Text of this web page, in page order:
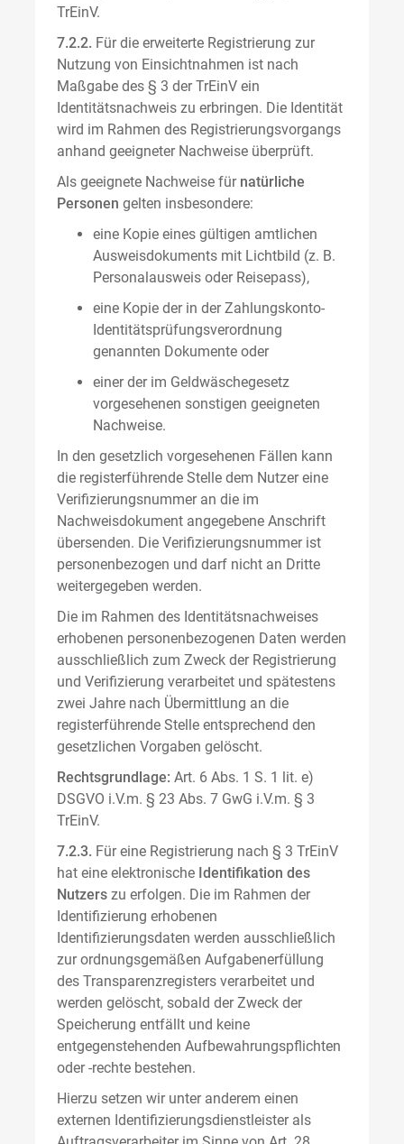
TrEinV.
7.2.2. Für die erweiterte Registrierung zur
Nutzung von Einsichtnahmen ist nach
Maßgabe des § 3 der TrEinV ein
Identitätsnachweis zu erbringen. Die Identität
wird im Rahmen des Registrierungsvorgangs
anhand geeigneter Nachweise überprüft.
Als geeignete Nachweise für natürliche
Personen gelten insbesondere:
eine Kopie eines gültigen amtlichen
Ausweisdokuments mit Lichtbild (z. B.
Personalausweis oder Reisepass),
eine Kopie der in der Zahlungskonto-
Identitätsprüfungsverordnung
genannten Dokumente oder
einer der im Geldwäschegesetz
vorgesehenen sonstigen geeigneten
Nachweise.
In den gesetzlich vorgesehenen Fällen kann
die registerführende Stelle dem Nutzer eine
Verifizierungsnummer an die im
Nachweisdokument angegebene Anschrift
übersenden. Die Verifizierungsnummer ist
personenbezogen und darf nicht an Dritte
weitergegeben werden.
Die im Rahmen des Identitätsnachweises
erhobenen personenbezogenen Daten werden
ausschließlich zum Zweck der Registrierung
und Verifizierung verarbeitet und spätestens
zwei Jahre nach Übermittlung an die
registerführende Stelle entsprechend den
gesetzlichen Vorgaben gelöscht.
Rechtsgrundlage: Art. 6 Abs. 1 S. 1 lit. e)
DSGVO i.V.m. § 23 Abs. 7 GwG i.V.m. § 3
TrEinV.
7.2.3. Für eine Registrierung nach § 3 TrEinV
hat eine elektronische Identifikation des
Nutzers zu erfolgen. Die im Rahmen der
Identifizierung erhobenen
Identifizierungsdaten werden ausschließlich
zur ordnungsgemäßen Aufgabenerfüllung
des Transparenzregisters verarbeitet und
werden gelöscht, sobald der Zweck der
Speicherung entfällt und keine
entgegenstehenden Aufbewahrungspflichten
oder -rechte bestehen.
Hierzu setzen wir unter anderem einen
externen Identifizierungsdienstleister als